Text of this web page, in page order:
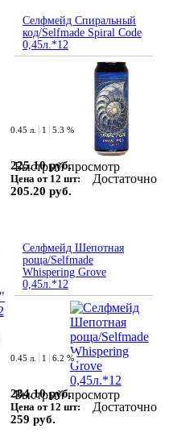
Селфмейд Спиральный
код/Selfmade Spiral Code
0,45л.*12
Быстрый просмотр
0.45 л. 1 5.3 %
225.10 руб.
Цена от 12 шт:
205.20 руб.
Достаточно
Селфмейд Шепотная
роща/Selfmade
Whispering Grove
0,45л.*12
Быстрый просмотр
0.45 л. 1 6.2 %
284.10 руб.
Цена от 12 шт:
259 руб.
Достаточно